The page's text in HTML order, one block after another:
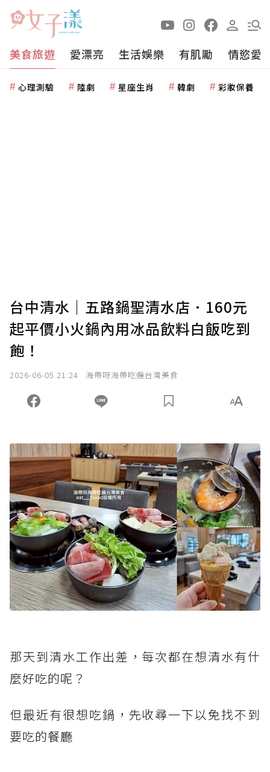
美食旅遊 愛漂亮 生活娛樂 有肌勵 情慾愛
心理測驗 陸劇 星座生肖 韓劇 彩妝保養
台中清水｜五路鍋聖清水店．160元
起平價小火鍋內用冰品飲料白飯吃到
飽！
2026-06-05 21:24 海帶呀海帶吃遍台灣美食
那天到清水工作出差，每次都在想清水有什
麼好吃的呢？
但最近有很想吃鍋，先收尋一下以免找不到
要吃的餐廳